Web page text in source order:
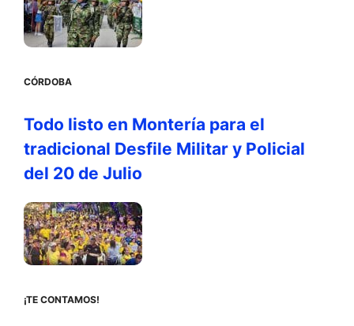
CÓRDOBA
Todo listo en Montería para el
tradicional Desfile Militar y Policial
del 20 de Julio
¡TE CONTAMOS!